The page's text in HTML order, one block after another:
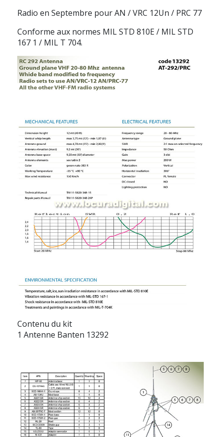
Radio en Septembre pour AN / VRC 12Un / PRC 77
Conforme aux normes MIL STD 810E / MIL STD
167 1 / MIL T 704.
Contenu du kit
1 Antenne Banten 13292